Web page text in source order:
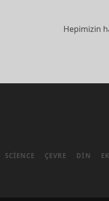
Hepimizin
SCIENCE ÇEVRE DIN